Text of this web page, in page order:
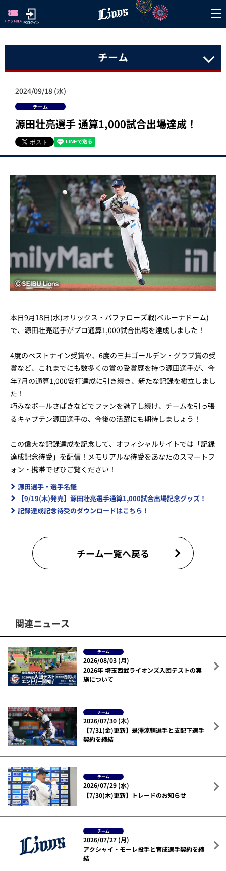
チーム
2024/09/18 (水)
チーム
源田壮亮選手 通算1,000試合出場達成！
本日9月18日(水)オリックス・バファローズ戦(ベルーナドーム)
で、源田壮亮選手がプロ通算1,000試合出場を達成しました！
4度のベストナイン受賞や、6度の三井ゴールデン・グラブ賞の受
賞など、これまでにも数多くの賞の受賞歴を持つ源田選手が、今
年7月の通算1,000安打達成に引き続き、新たな記録を樹立しまし
た！
巧みなボールさばきなどでファンを魅了し続け、チームを引っ張
るキャプテン源田選手の、今後の活躍にも期待しましょう！
この偉大な記録達成を記念して、オフィシャルサイトでは「記録
達成記念待受」を配信！メモリアルな待受をあなたのスマートフ
ォン・携帯でぜひご覧ください！
源田選手・選手名鑑
【9/19(木)発売】源田壮亮選手通算1,000試合出場記念グッズ！
記録達成記念待受のダウンロードはこちら！
チーム一覧へ戻る
関連ニュース
チーム
2026/08/03 (月)
2026年 埼玉西武ライオンズ入団テストの実
施について
チーム
2026/07/30 (木)
【7/31(金)更新】是澤涼輔選手と支配下選手
契約を締結
チーム
2026/07/29 (水)
【7/30(木)更新】トレードのお知らせ
チーム
2026/07/27 (月)
アクシャイ・モーレ投手と育成選手契約を締
結